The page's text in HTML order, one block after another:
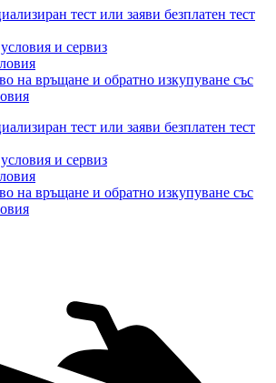
тест или заяви безплатен тест
и сервиз
на връщане и обратно изкупуване със
тест или заяви безплатен тест
и сервиз
на връщане и обратно изкупуване със